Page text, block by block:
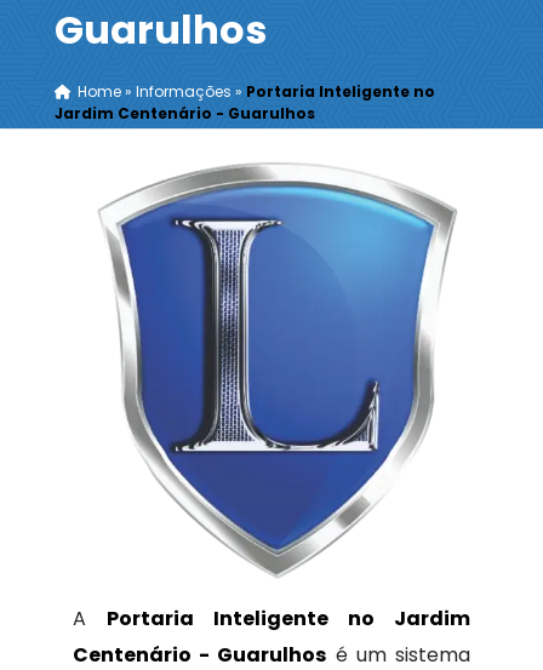
Guarulhos
Home» Informações » Portaria Inteligente no
Jardim Centenário - Guarulhos
A Portaria Inteligente no Jardim
Centenário - Guarulhos é um sistema